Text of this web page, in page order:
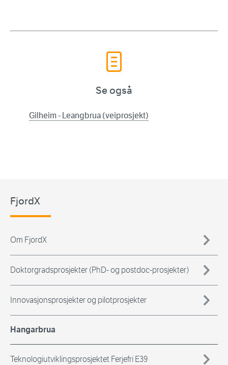
Se også
Gilheim - Leangbrua (veiprosjekt)
FjordX
Om FjordX
Doktorgradsprosjekter (PhD- og postdoc-prosjekter)
Innovasjonsprosjekter og pilotprosjekter
Hangarbrua
Teknologiutviklingsprosjektet Ferjefri E39